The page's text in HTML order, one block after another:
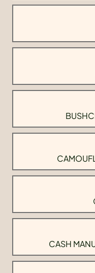
CASH